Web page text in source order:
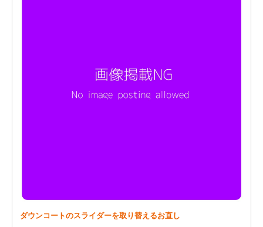
ダウンコートのスライダーを取り替えるお直し